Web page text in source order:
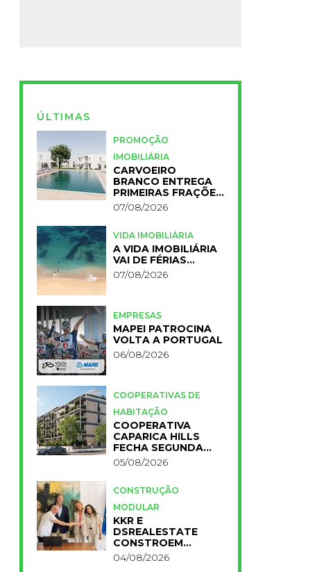
ÚLTIMAS
PROMOÇÃO
IMOBILIÁRIA
CARVOEIRO
BRANCO ENTREGA
PRIMEIRAS FRAÇÕES
DO NOVO RESORT
PRIMELIFE
07/08/2026
VIDA IMOBILIÁRIA
A VIDA IMOBILIÁRIA
VAI DE FÉRIAS…
07/08/2026
EMPRESAS
MAPEI PATROCINA
VOLTA A PORTUGAL
06/08/2026
COOPERATIVAS DE
HABITAÇÃO
COOPERATIVA
CAPARICA HILLS
FECHA SEGUNDA
FASE DO PROJETO
05/08/2026
CONSTRUÇÃO
MODULAR
KKR E
DSREALESTATE
CONSTROEM
RESIDÊNCIA
UNIVERSITÁRIA
04/08/2026